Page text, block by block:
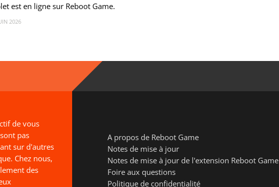
est en ligne sur Reboot Game.
2026
de vous
pas
sur d'autres
Chez nous,
des
A propos de Reboot Game
Notes de mise à jour
Notes de mise à jour de l'extension Reboot Game
Foire aux questions
Politique de confidentialité